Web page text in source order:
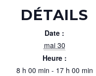
DÉTAILS
Date :
mai 30
Heure :
8 h 00 min - 17 h 00 min